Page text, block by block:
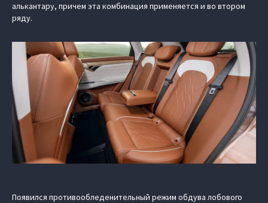
алькантару, причем эта комбинация применяется и во втором
ряду.
Появился противообледенительный режим обдува лобового